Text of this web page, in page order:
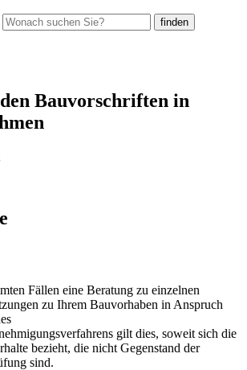
finden
Bauvorschriften in
Fällen eine Beratung zu einzelnen
zu Ihrem Bauvorhaben in Anspruch
gilt dies, soweit sich die
bezieht, die nicht Gegenstand der
sind.